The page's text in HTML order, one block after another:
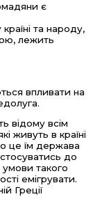
є
та народу,
лежить
впливати на
відому всім
живуть в країні
це їм держава
до
такого
емігрувати.
Греції